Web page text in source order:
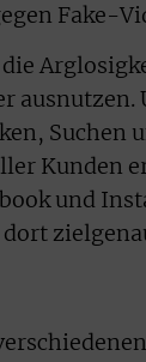
Fake-
Suchen
Kunden
und